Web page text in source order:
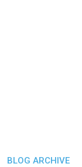
BLOG ARCHIVE